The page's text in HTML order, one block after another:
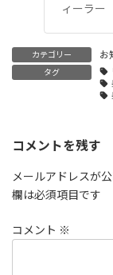
ィーラー
カテゴリー お
タグ
コメントを残す
メールアドレスが
欄は必須項目です
コメント ※